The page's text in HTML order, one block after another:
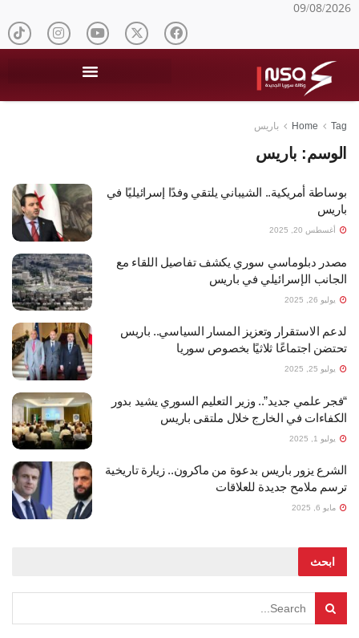
09/08/2026
Home Tag باريس
الوسم: باريس
بوساطة أمريكية.. الشيباني يلتقي وفدًا إسرائيليًا في
باريس
أغسطس 20, 2025
مصدر دبلوماسي سوري يكشف تفاصيل اللقاء مع
الجانب الإسرائيلي في باريس
يوليو 26, 2025
لدعم الاستقرار وتعزيز المسار السياسي.. باريس
تحتضن اجتماعًا ثلاثيًا بخصوص سوريا
يوليو 25, 2025
“فجر علمي جديد”.. وزير التعليم السوري يشيد بدور
الكفاءات في الخارج خلال ملتقى باريس
يوليو 1, 2025
الشرع يزور باريس بدعوة من ماكرون.. زيارة تاريخية
ترسم ملامح جديدة للعلاقات
مايو 6, 2025
ابحث